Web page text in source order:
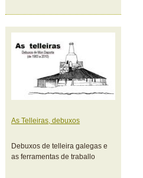
As Telleiras, debuxos
Debuxos de telleira galegas e
as ferramentas de traballo